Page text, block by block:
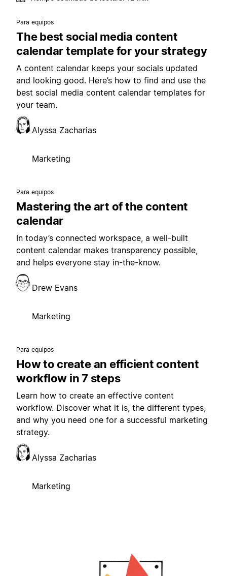
Para equipos
The best social media content
calendar template for your strategy
A content calendar keeps your socials updated
and looking good. Here’s how to find and use the
best social media content calendar templates for
your team.
Alyssa Zacharias
Marketing
Para equipos
Mastering the art of the content
calendar
In today’s connected workspace, a well-built
content calendar makes transparency possible,
and helps everyone stay in-the-know.
Drew Evans
Marketing
Para equipos
How to create an efficient content
workflow in 7 steps
Learn how to create an effective content
workflow. Discover what it is, the different types,
and why you need one for a successful marketing
strategy.
Alyssa Zacharias
Marketing